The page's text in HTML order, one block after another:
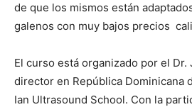
de que los mismos están
galenos con muy bajos precios
El curso está organizado por el Dr.
director en República Dominicana
Ian Ultrasound School. Con la